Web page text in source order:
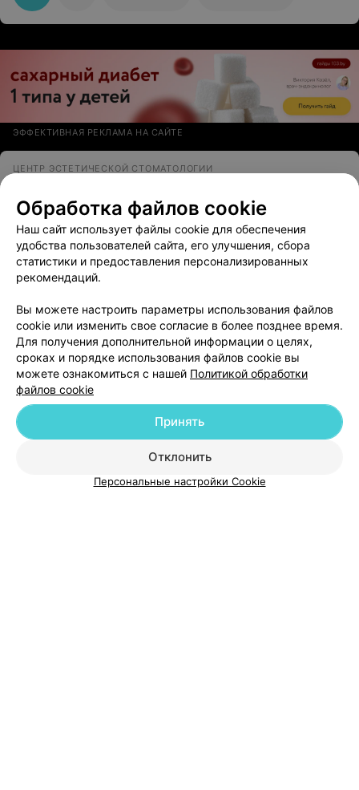
ЭФФЕКТИВНАЯ РЕКЛАМА НА САЙТЕ
ЦЕНТР ЭСТЕТИЧЕСКОЙ СТОМАТОЛОГИИ
Минск, ул. Лобанка, 79 до 20:00
Отзыв. Обратился в клинику с необходимостью
вырвать зуб. Спасибо, приняли в тот же день. На
ресепшене красивый и приветливый персонал,
спасибо вам за вашу улыбку. Принял меня врач
менее профессионально удалил мне зуб. Учитывая,
насколько я трус, ему огромный респект, все
идеально. Все проходило в сопровождении
очаровательной помощницы врача, перед которой
было стыдно и страх показать.
Добавить компанию
Добавить специалиста
Обработка файлов cookie
Наш сайт использует файлы cookie для обеспечения
удобства пользователей сайта, его улучшения, сбора
статистики и предоставления персонализированных
рекомендаций.
Вы можете настроить параметры использования файлов
cookie или изменить свое согласие в более позднее время.
Для получения дополнительной информации о целях,
сроках и порядке использования файлов cookie вы
можете ознакомиться с нашей Политикой обработки
файлов cookie
Отклонить
Принять
Персональные настройки Cookie